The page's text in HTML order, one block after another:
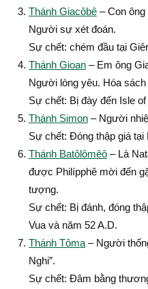
Thánh Giacôbê – Con
Người sự xét đoán.
Sự chết: chém đầu tại
Thánh Gioan – Em ông
Người lòng yêu. Hóa
Sự chết: Bị đày đến Isle
Thánh Simon – Người
Sự chết: Ðóng thập giá tại
Thánh Batôlômêô – Là
được Philípphê mời đến
tượng.
Sự chết: Bị đánh, đóng
Vua và năm 52 A.D.
Thánh Tôma – Người
Nghi”.
Sự chết: Ðâm bằng